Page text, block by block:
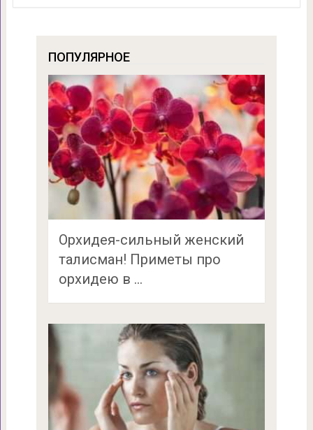
ПОПУЛЯРНОЕ
Орхидея-сильный женский
талисман! Приметы про
орхидею в …